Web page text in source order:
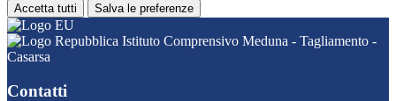
Accetta tutti Salva le preferenze
Istituto Comprensivo Meduna - Tagliamento -
Casarsa
Contatti